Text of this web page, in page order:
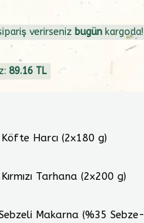
verirseniz bugün kargoda!
89.16 TL
Harcı (2x180 g)
Tarhana (2x200 g)
Makarna (%35 Sebze-